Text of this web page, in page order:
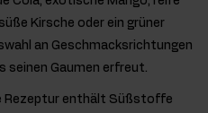
Kirsche oder ein grüner
an Geschmacksrichtungen
seinen Gaumen erfreut.
Rezeptur enthält Süßstoffe